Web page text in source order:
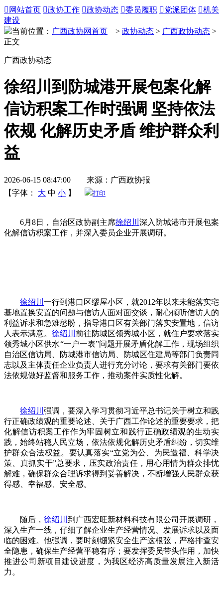
 网站首页 政协工作 政协动态 委员履职 党派团体 机关
建设
当前位置： 广西政协网首页 > 政协动态 > 广西政协动态 >
正文
广西政协动态
徐绍川到防城港开展包案化解
信访积案工作时强调 坚持依法
依规 化解历史矛盾 维护群众利
益
2026-06-15 08:47:00 来源：广西政协报
【字体：
大 中 小 】 打印
6月8日，自治区政协副主席徐绍川 深入防城港市开展包案
化解信访积案工作，并深入委员企业开展调研。
徐绍川 一行到港口区缪屋小区，就2012年以来未能落实宅
基地置换安置的问题与信访人面对面交谈，耐心倾听信访人的
利益诉求和急难愁盼，指导港口区有关部门落实安置地，信访
人表示满意。 徐绍川 前往防城区领秀城小区，就住户要求落实
领秀城小区供水“一户一表”问题开展矛盾化解工作，现场组织
自治区信访局、防城港市信访局、防城区住建局等部门负责同
志以及主体责任企业负责人进行充分讨论，要求有关部门要依
法依规做好监督和服务工作，推动案件实质性化解。
徐绍川 强调，要深入学习贯彻习近平总书记关于树立和践
行正确政绩观的重要论述、关于广西工作论述的重要要求，把
化解信访积案工作作为牢固树立和践行正确政绩观的生动实
践，始终站稳人民立场，依法依规化解历史矛盾纠纷，切实维
护群众合法权益。要认真落实“立党为公、为民造福、科学决
策、真抓实干”总要求，压实政治责任，用心用情为群众排忧
解难，确保群众合理诉求得到妥善解决，不断增强人民群众获
得感、幸福感、安全感。
随后， 徐绍川 到广西宏旺新材料科技有限公司开展调研，
深入生产一线，仔细了解企业生产经营情况、发展诉求以及面
临的困难。他强调，要时刻绷紧安全生产这根弦，严格排查安
全隐患，确保生产经营平稳有序；要发挥委员带头作用，加快
推进公司新项目建设进度，为我区经济高质量发展注入新活
力。